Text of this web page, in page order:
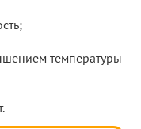
температуры